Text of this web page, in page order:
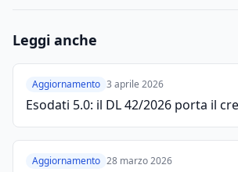
Leggi anche
Aggiornamento 3 aprile 2026
Esodati 5.0: il DL 42/2026 porta il
Aggiornamento 28 marzo 2026